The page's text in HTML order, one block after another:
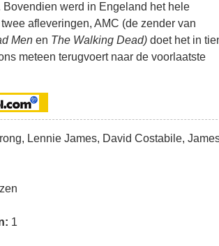
Bovendien werd in Engeland het hele
afleveringen, AMC (de zender van
Men en The Walking Dead) doet het in
meteen terugvoert naar de voorlaatste
Lennie James, David Costabile,
1